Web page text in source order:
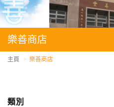
樂善商店
主頁 樂善商店
類別